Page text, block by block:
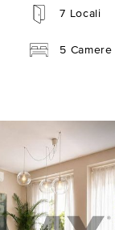
7 Locali
5